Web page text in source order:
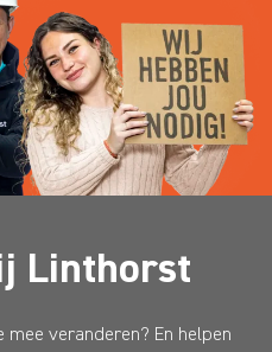
Linthorst
veranderen? En helpen